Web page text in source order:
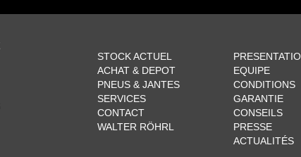
STOCK ACTUEL
ACHAT & DEPOT
PNEUS & JANTES
SERVICES
CONTACT
WALTER RÖHRL
EQUIPE
CONDITIONS
GARANTIE
CONSEILS
PRESSE
ACTUALITÉS